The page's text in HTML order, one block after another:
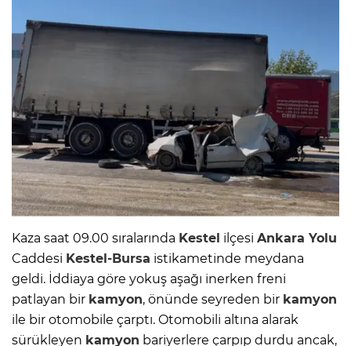
Kaza saat 09.00 sıralarında Kestel ilçesi Ankara Yolu
Caddesi Kestel-Bursa istikametinde meydana
geldi. İddiaya göre yokuş aşağı inerken freni
patlayan bir kamyon, önünde seyreden bir kamyon
ile bir otomobile çarptı. Otomobili altına alarak
sürükleyen kamyon bariyerlere çarpıp durdu ancak,